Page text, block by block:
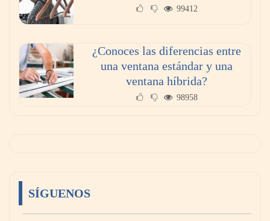
99412
¿Conoces las diferencias entre
una ventana estándar y una
ventana híbrida?
98958
SÍGUENOS